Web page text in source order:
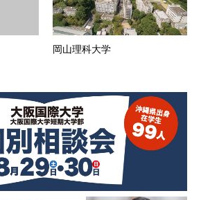
岡山理科大学